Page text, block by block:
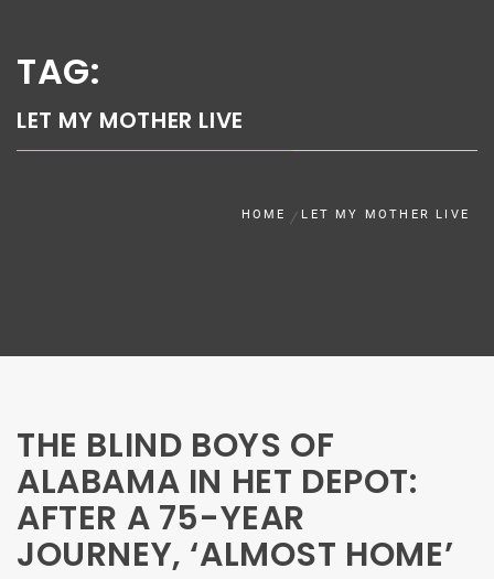
TAG:
LET MY MOTHER LIVE
HOME LET MY MOTHER LIVE
THE BLIND BOYS OF
ALABAMA IN HET DEPOT:
AFTER A 75-YEAR
JOURNEY, ‘ALMOST HOME’